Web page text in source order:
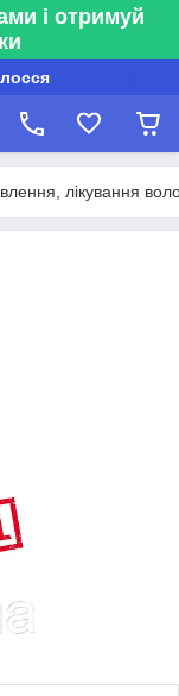
і отримуй
лікування